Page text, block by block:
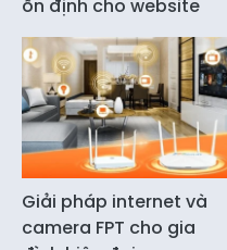
ổn định cho website
Giải pháp internet và
camera FPT cho gia